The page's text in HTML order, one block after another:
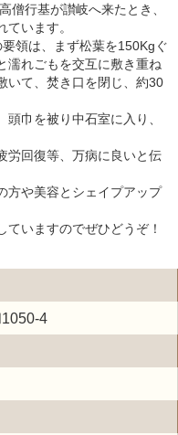
僧行基が讃岐へ来たとき、
います。
領は、まず松葉を150Kgぐ
濡れごもを交互に敷き重ね
いて、焚き口を閉じ、約30
巾を被り中石室に入り、
労回復等、万病に良いと伝
方や美容とシェイプアップ
ていますのでぜひどうぞ！
4